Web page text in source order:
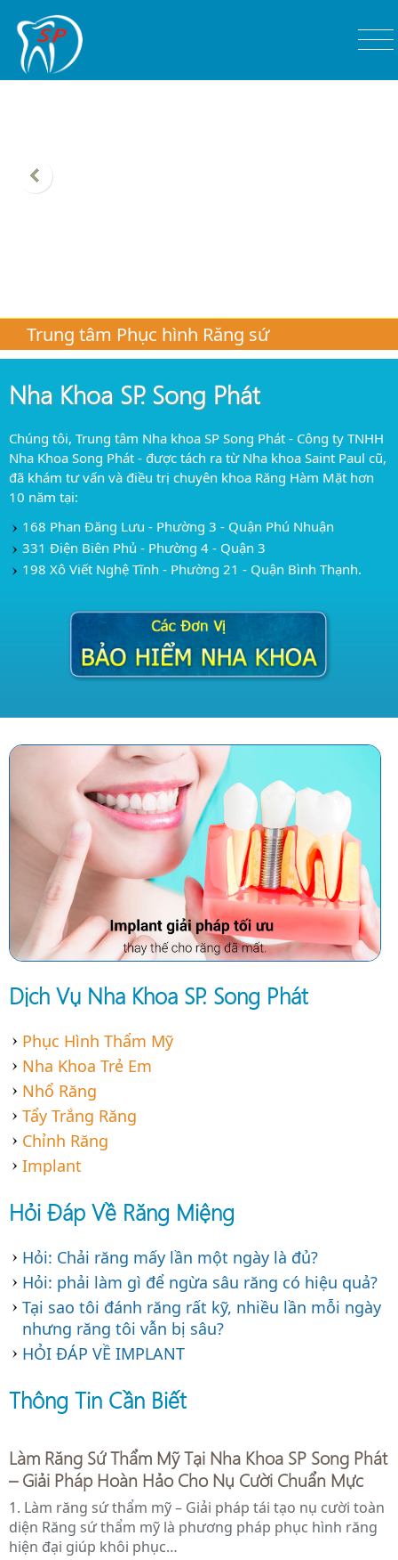
Trung tâm Phục hình Răng sứ
Trung tâm Chăm sóc Răng trẻ em
Địa chỉ chăm sóc răng tin cậy của mỗi gia
Nha Khoa SP. Song Phát
Chúng tôi, Trung tâm Nha khoa SP Song Phát - Công ty TNHH
Nha Khoa Song Phát - được tách ra từ Nha khoa Saint Paul cũ,
đã khám tư vấn và điều trị chuyên khoa Răng Hàm Mặt hơn
10 năm tại:
168 Phan Đăng Lưu - Phường 3 - Quận Phú Nhuận
331 Điện Biên Phủ - Phường 4 - Quận 3
198 Xô Viết Nghệ Tĩnh - Phường 21 - Quận Bình Thạnh.
Dịch Vụ Nha Khoa SP. Song Phát
Phục Hình Thẩm Mỹ
Nha Khoa Trẻ Em
Nhổ Răng
Tẩy Trắng Răng
Chỉnh Răng
Implant
Hỏi Đáp Về Răng Miệng
Hỏi: Chải răng mấy lần một ngày là đủ?
Hỏi: phải làm gì để ngừa sâu răng có hiệu quả?
Tại sao tôi đánh răng rất kỹ, nhiều lần mỗi ngày
nhưng răng tôi vẫn bị sâu?
HỎI ĐÁP VỀ IMPLANT
Thông Tin Cần Biết
Làm Răng Sứ Thẩm Mỹ Tại Nha Khoa SP Song Phát
– Giải Pháp Hoàn Hảo Cho Nụ Cười Chuẩn Mực
1. Làm răng sứ thẩm mỹ – Giải pháp tái tạo nụ cười toàn
diện Răng sứ thẩm mỹ là phương pháp phục hình răng
hiện đại giúp khôi phục…